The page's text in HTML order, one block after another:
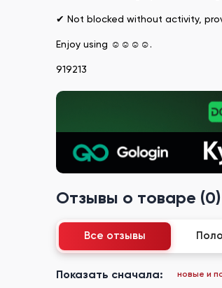
✔ Not blocked without activity,
Enjoy using ☺☺☺☺.
919213
Отзывы о товаре (0)
Все отзывы
Показать сначала: новые и